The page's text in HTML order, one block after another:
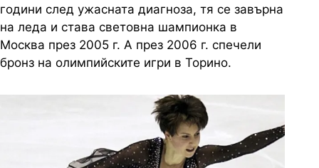
години след ужасната диагноза, тя се завърна
на леда и става световна шампионка в
Москва през 2005 г. А през 2006 г. спечели
бронз на олимпийските игри в Торино.